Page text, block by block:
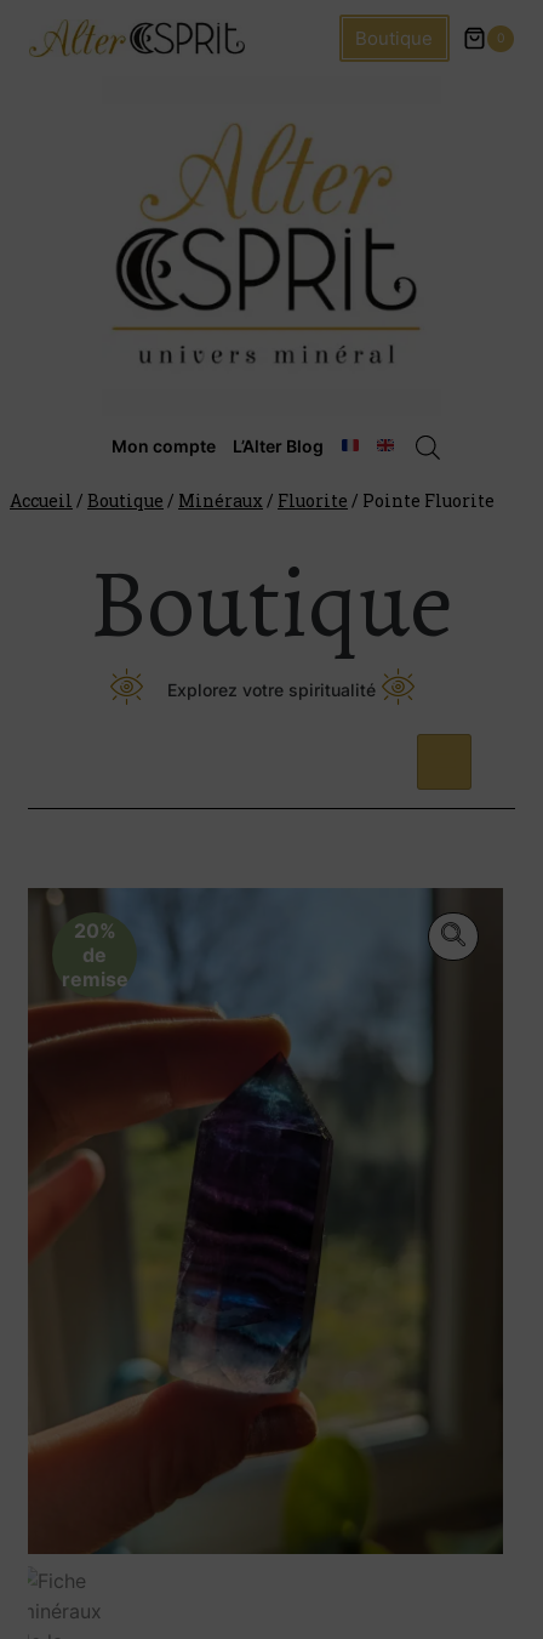
Boutique 0
Mon compte L’Alter Blog
Accueil / Boutique / Minéraux / Fluorite / Pointe Fluorite
Boutique
Explorez votre spiritualité
20%
de
remise